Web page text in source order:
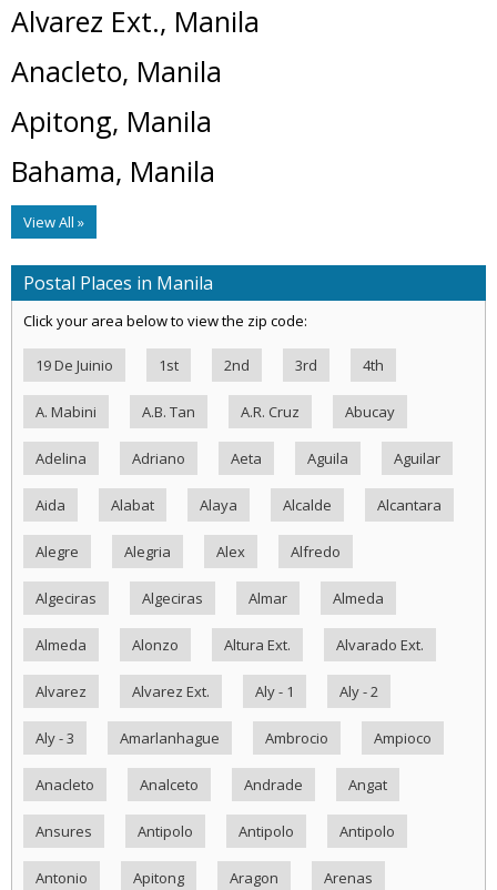
Alvarez Ext., Manila
Anacleto, Manila
Apitong, Manila
Bahama, Manila
View All »
Postal Places in Manila
Click your area below to view the zip code:
19 De Juinio 1st 2nd 3rd 4th
A. Mabini A.B. Tan A.R. Cruz Abucay
Adelina Adriano Aeta Aguila Aguilar
Aida Alabat Alaya Alcalde Alcantara
Alegre Alegria Alex Alfredo
Algeciras Algeciras Almar Almeda
Almeda Alonzo Altura Ext. Alvarado Ext.
Alvarez Alvarez Ext. Aly - 1 Aly - 2
Aly - 3 Amarlanhague Ambrocio Ampioco
Anacleto Analceto Andrade Angat
Ansures Antipolo Antipolo Antipolo
Antonio Apitong Aragon Arenas